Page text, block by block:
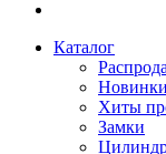
Каталог
Новинки
Хиты
Замки